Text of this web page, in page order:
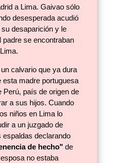
a Lima. Gaivao sólo
desesperada acudió
desaparición y le
padre se encontraban
calvario que ya dura
esta madre portuguesa
Perú, país de origen de
a sus hijos. Cuando
niños en Lima lo
a un juzgado de
espaldas declarando
de hecho" de
no estaba